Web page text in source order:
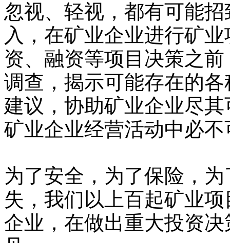
忽视、轻视，都有可能
入，在矿业企业进行矿
资、融资等项目决策之
调查，揭示可能存在的
建议，协助矿业企业尽
矿业企业经营活动中必
为了安全，为了保险，
失，我们以上百起矿业
企业，在做出重大投资